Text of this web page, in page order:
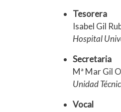
Tesorera
Isabel Gil
Hospital
Secretaria
Mª Mar Gil
Unidad
Vocal